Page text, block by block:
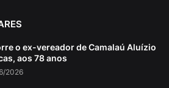
o ex-vereador de Camalaú Aluízio
aos 78 anos
2026